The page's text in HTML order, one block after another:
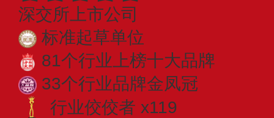
深交所上市公司
标准起草单位
81个行业上榜十大品牌
33个行业品牌金凤冠
行业佼佼者 x119